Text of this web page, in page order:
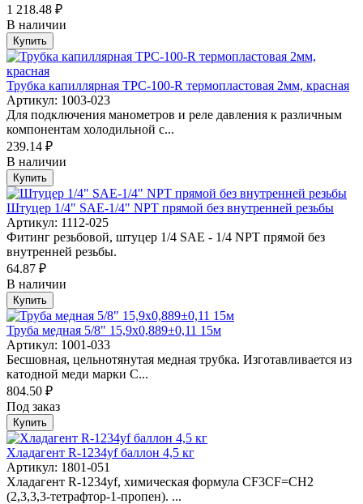
1 218.48 ₽
В наличии
Купить
Трубка капиллярная TPC-100-R термопластовая 2мм, красная
Артикул: 1003-023
Для подключения манометров и реле давления к различным
компонентам холодильной с...
239.14 ₽
В наличии
Купить
Штуцер 1/4" SAE-1/4" NPT прямой без внутренней резьбы
Артикул: 1112-025
Фитинг резьбовой, штуцер 1/4 SAE - 1/4 NPT прямой без
внутренней резьбы.
64.87 ₽
В наличии
Купить
Труба медная 5/8" 15,9х0,889±0,11 15м
Артикул: 1001-033
Бесшовная, цельнотянутая медная трубка. Изготавливается из
катодной меди марки C...
804.50 ₽
Под заказ
Купить
Хладагент R-1234yf баллон 4,5 кг
Артикул: 1801-051
Хладагент R-1234yf, химическая формула CF3CF=CH2
(2,3,3,3-тетрафтор-1-пропен). ...